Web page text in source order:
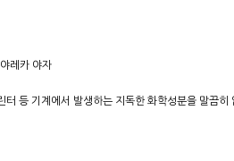
레카 야자
등 기계에서 발생하는 지독한 화학성분을 말끔히